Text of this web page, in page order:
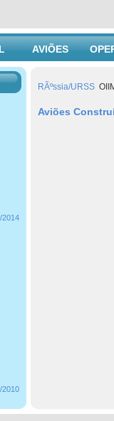
AVIÕES
RÃºssia/URSS
Aviões
2014
2010